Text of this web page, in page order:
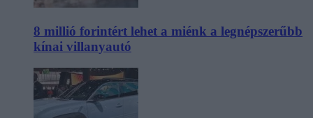
8 millió forintért lehet a miénk a legnépszerűbb
kínai villanyautó